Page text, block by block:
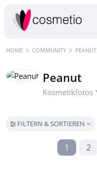
HOME COMMUNITY PEANUT
Peanut
Kosmetikfotos
FILTERN & SORTIEREN
1 2